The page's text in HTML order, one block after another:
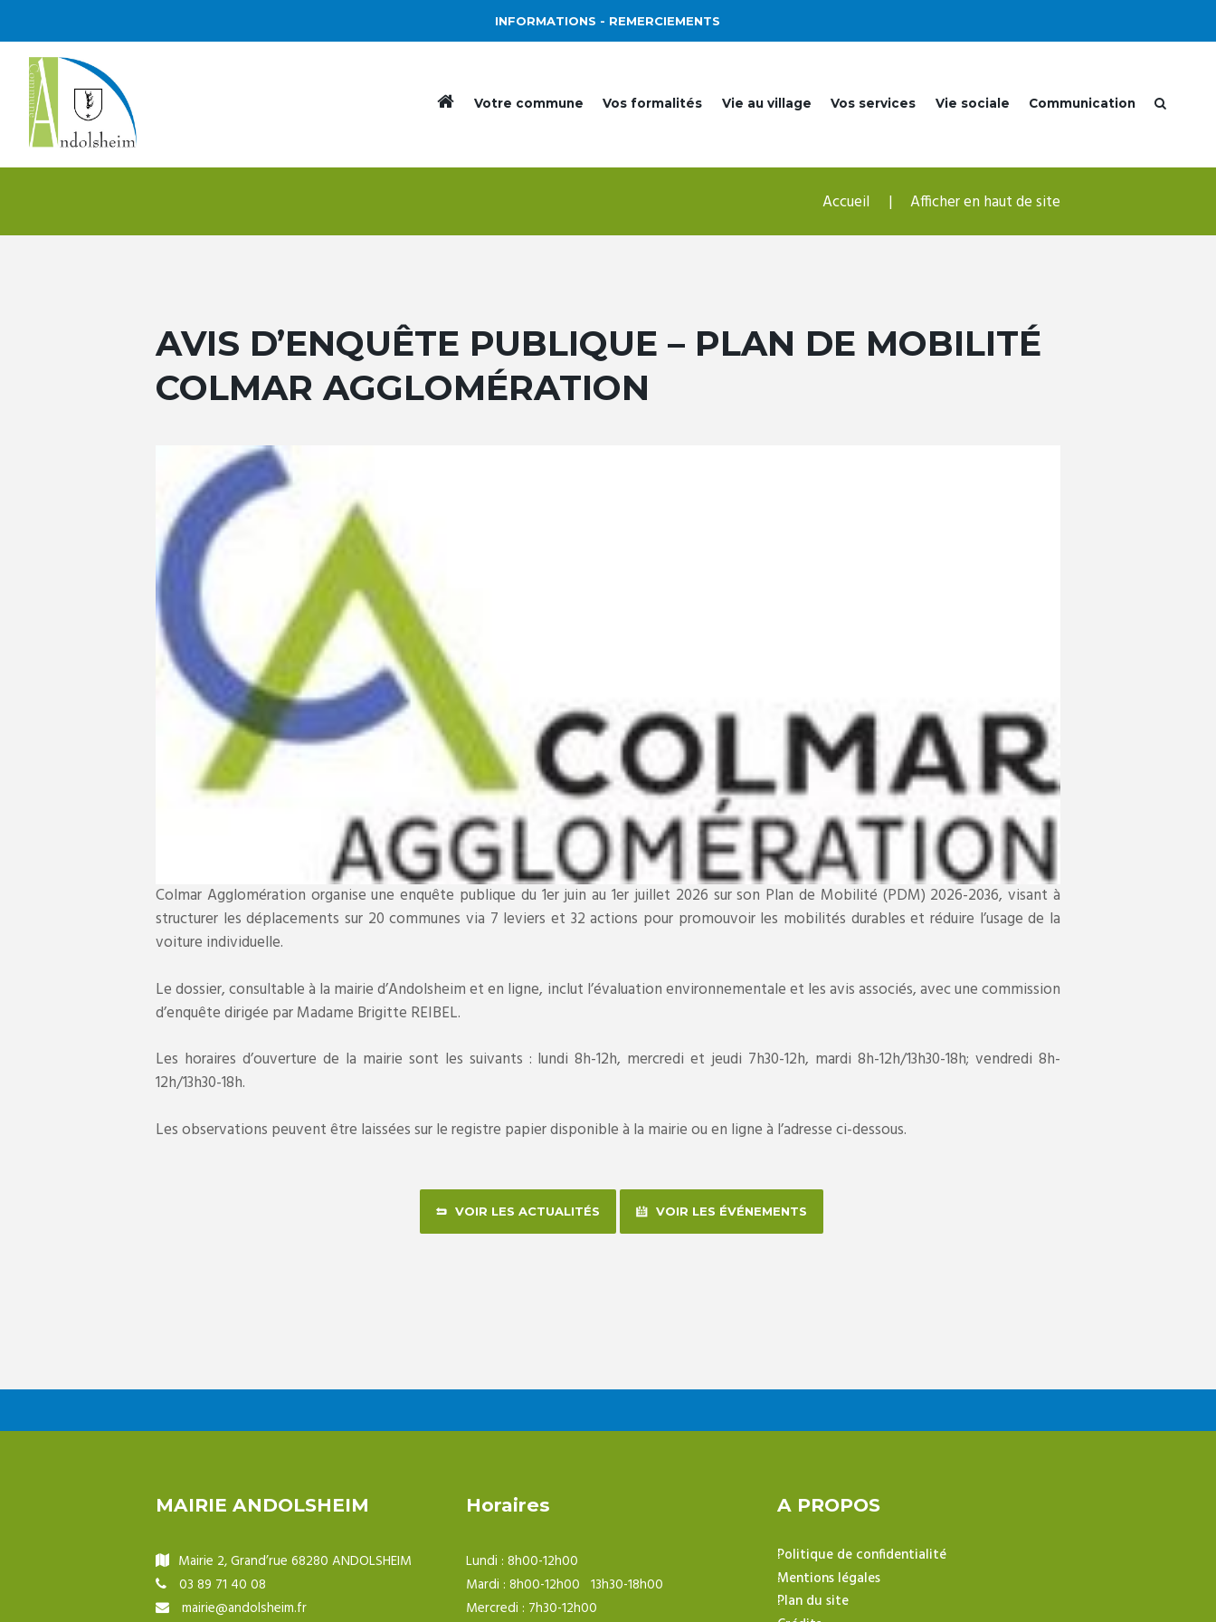
INFORMATIONS - REMERCIEMENTS
Votre commune Vos formalités Vie au village Vos services Vie sociale Communication
Accueil Afficher en haut de site
AVIS D’ENQUÊTE PUBLIQUE – PLAN DE MOBILITÉ
COLMAR AGGLOMÉRATION
Colmar Agglomération organise une enquête publique du 1er juin au 1er juillet 2026 sur son Plan de Mobilité (PDM) 2026-2036, visant à
structurer les déplacements sur 20 communes via 7 leviers et 32 actions pour promouvoir les mobilités durables et réduire l’usage de la
voiture individuelle.
Le dossier, consultable à la mairie d’Andolsheim et en ligne, inclut l’évaluation environnementale et les avis associés, avec une commission
d’enquête dirigée par Madame Brigitte REIBEL.
Les horaires d’ouverture de la mairie sont les suivants : lundi 8h-12h, mercredi et jeudi 7h30-12h, mardi 8h-12h/13h30-18h; vendredi 8h-
12h/13h30-18h.
Les observations peuvent être laissées sur le registre papier disponible à la mairie ou en ligne à l’adresse ci-dessous.
VOIR LES ACTUALITÉS VOIR LES ÉVÉNEMENTS
MAIRIE ANDOLSHEIM
Mairie 2, Grand’rue 68280 ANDOLSHEIM
03 89 71 40 08
mairie@andolsheim.fr
Horaires
Lundi : 8h00-12h00
Mardi : 8h00-12h00 13h30-18h00
Mercredi : 7h30-12h00
A PROPOS
Politique de confidentialité
Mentions légales
Plan du site